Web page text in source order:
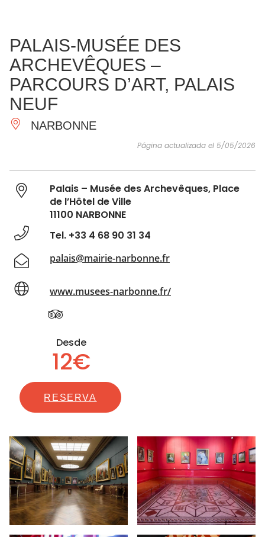
IMPRESCINDIBLES
HACER
INSPIRACIONES
PALAIS-MUSÉE DES
ARCHEVÊQUES –
PARCOURS D’ART, PALAIS
NEUF
NARBONNE
Página actualizada el 5/05/2026
Palais – Musée des Archevêques, Place
de l’Hôtel de Ville
11100 NARBONNE
Tel. +33 4 68 90 31 34
palais@mairie-narbonne.fr
www.musees-narbonne.fr/
Desde
12€
RESERVA